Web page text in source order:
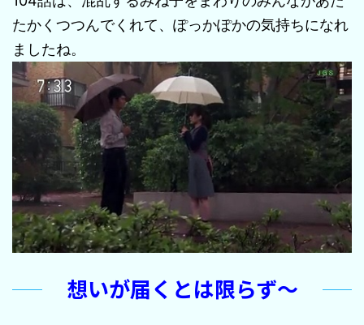
たかくつつんでくれて、ぽっかぽかの気持ちになれ
ましたね。
想いが届くとは限らず～